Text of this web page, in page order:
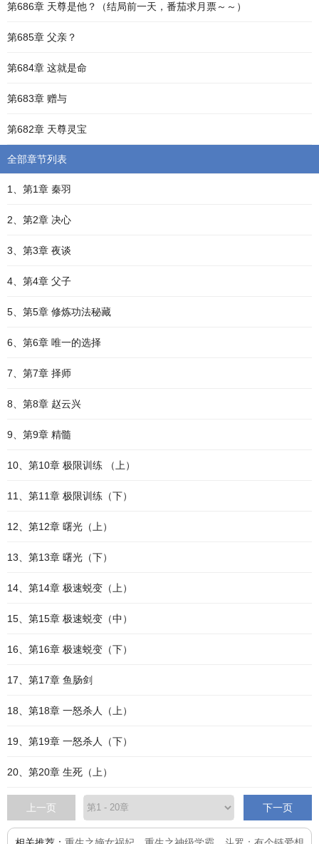
第686章 天尊是他？（结局前一天，番茄求月票～～）
第685章 父亲？
第684章 这就是命
第683章 赠与
第682章 天尊灵宝
全部章节列表
1、第1章 秦羽
2、第2章 决心
3、第3章 夜谈
4、第4章 父子
5、第5章 修炼功法秘藏
6、第6章 唯一的选择
7、第7章 择师
8、第8章 赵云兴
9、第9章 精髓
10、第10章 极限训练 （上）
11、第11章 极限训练（下）
12、第12章 曙光（上）
13、第13章 曙光（下）
14、第14章 极速蜕变（上）
15、第15章 极速蜕变（中）
16、第16章 极速蜕变（下）
17、第17章 鱼肠剑
18、第18章 一怒杀人（上）
19、第19章 一怒杀人（下）
20、第20章 生死（上）
上一页 下一页